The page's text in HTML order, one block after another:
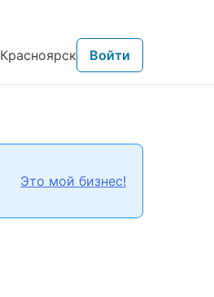
Красноярск Войти
Это мой бизнес!